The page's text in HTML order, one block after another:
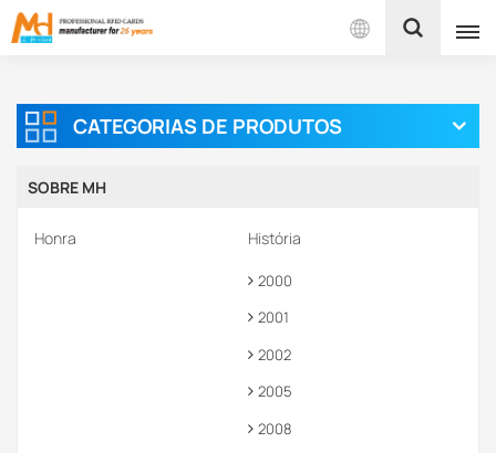
Português
English
Español
Português
CATEGORIAS DE PRODUTOS
SOBRE MH
Honra História
2000
2001
2002
2005
2008